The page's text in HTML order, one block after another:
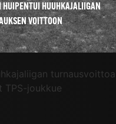
HUUHKAJALIIGAN
VOITTOON